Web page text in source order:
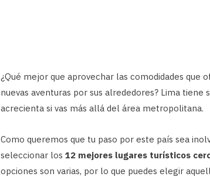
¿Qué mejor que aprovechar las comodidades que
nuevas aventuras por sus alrededores? Lima tiene
acrecienta si vas más allá del área metropolitana.
Como queremos que tu paso por este país sea
seleccionar los 12 mejores lugares turísticos
opciones son varias, por lo que puedes elegir